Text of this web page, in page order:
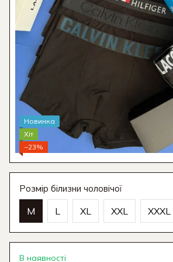
Новинка
Хіт
−23%
Розмір білизни чоловічої
M L XL XXL XXXL
В наявності